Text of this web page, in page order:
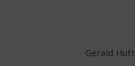
Gerald Huft